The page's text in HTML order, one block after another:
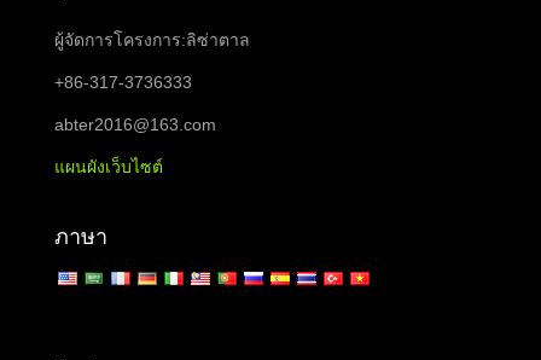
ผู้จัดการโครงการ:ลิซ่าตาล
+86-317-3736333
abter2016@163.com
แผนผังเว็บไซต์
ภาษา